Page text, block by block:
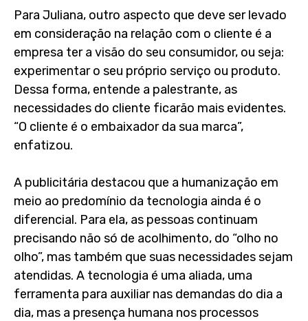
Para Juliana, outro aspecto que deve ser levado
em consideração na relação com o cliente é a
empresa ter a visão do seu consumidor, ou seja:
experimentar o seu próprio serviço ou produto.
Dessa forma, entende a palestrante, as
necessidades do cliente ficarão mais evidentes.
“O cliente é o embaixador da sua marca”,
enfatizou.
A publicitária destacou que a humanização em
meio ao predomínio da tecnologia ainda é o
diferencial. Para ela, as pessoas continuam
precisando não só de acolhimento, do “olho no
olho”, mas também que suas necessidades sejam
atendidas. A tecnologia é uma aliada, uma
ferramenta para auxiliar nas demandas do dia a
dia, mas a presença humana nos processos